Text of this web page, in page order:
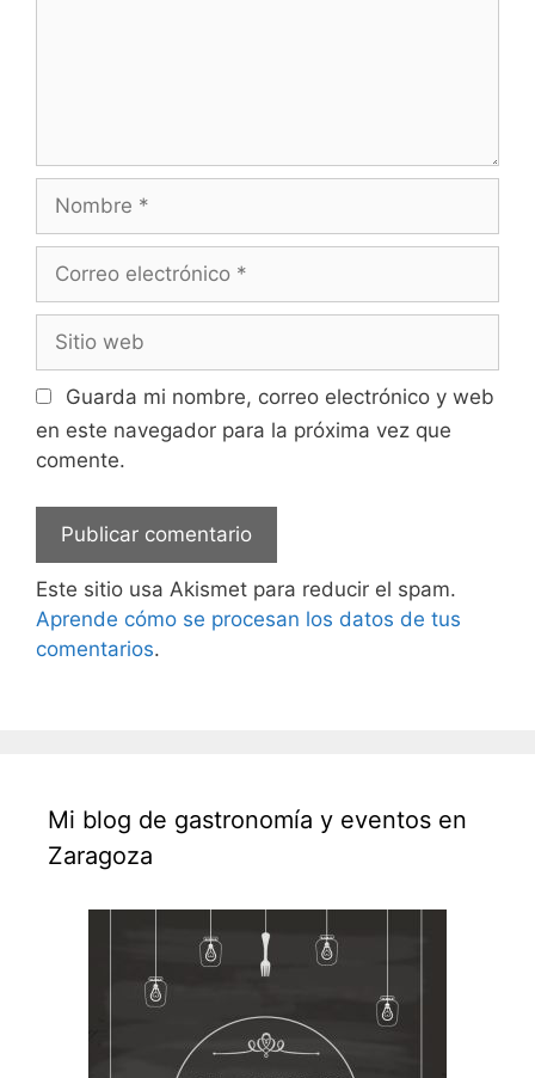
Nombre
Correo
Sitio
web
Guarda mi nombre, correo electrónico y web
en este navegador para la próxima vez que
comente.
Este sitio usa Akismet para reducir el spam.
Aprende cómo se procesan los datos de tus
comentarios.
Mi blog de gastronomía y eventos en
Zaragoza